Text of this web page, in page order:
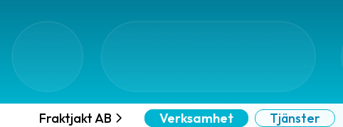
Fraktjakt AB Verksamhet Tjänster